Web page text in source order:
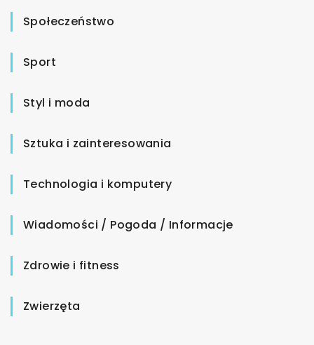
Społeczeństwo
Sport
Styl i moda
Sztuka i zainteresowania
Technologia i komputery
Wiadomości / Pogoda / Informacje
Zdrowie i fitness
Zwierzęta